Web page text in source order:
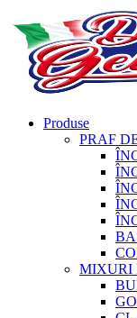
Produse
PRAF
MIXURI